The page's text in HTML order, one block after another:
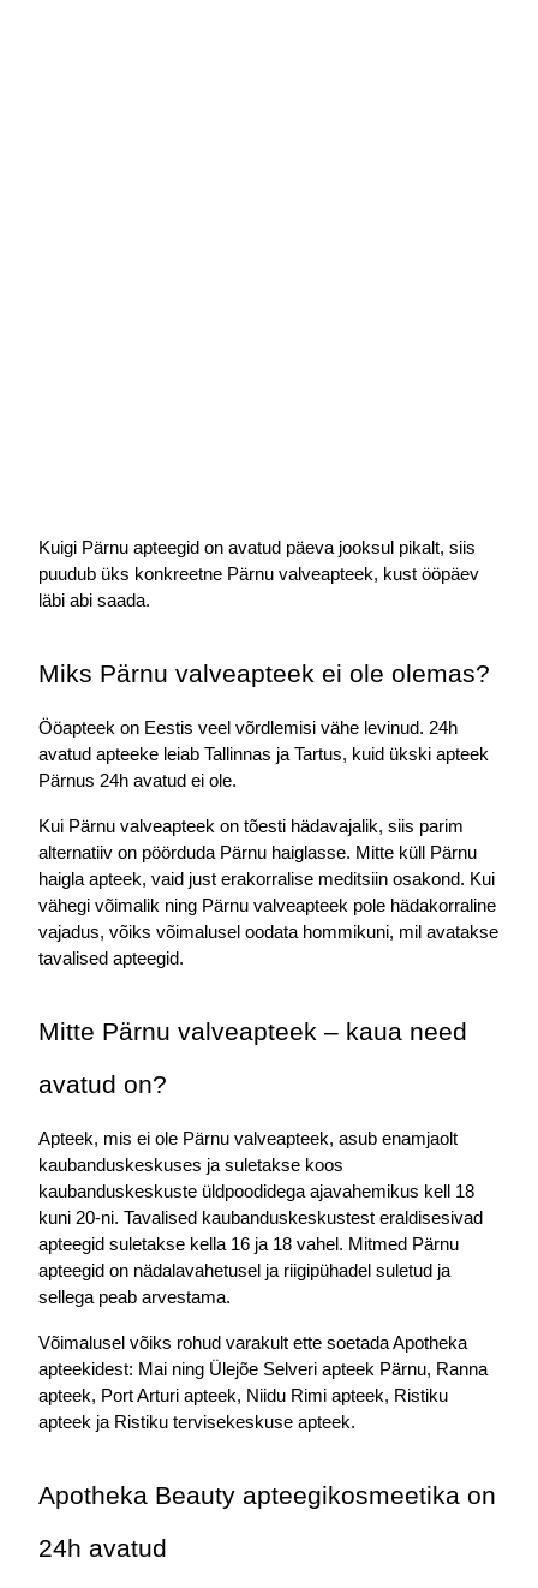
Kuigi Pärnu apteegid on avatud päeva jooksul pikalt, siis
puudub üks konkreetne Pärnu valveapteek, kust ööpäev
läbi abi saada.
Miks Pärnu valveapteek ei ole olemas?
Ööapteek on Eestis veel võrdlemisi vähe levinud. 24h
avatud apteeke leiab Tallinnas ja Tartus, kuid ükski apteek
Pärnus 24h avatud ei ole.
Kui Pärnu valveapteek on tõesti hädavajalik, siis parim
alternatiiv on pöörduda Pärnu haiglasse. Mitte küll Pärnu
haigla apteek, vaid just erakorralise meditsiin osakond. Kui
vähegi võimalik ning Pärnu valveapteek pole hädakorraline
vajadus, võiks võimalusel oodata hommikuni, mil avatakse
tavalised apteegid.
Mitte Pärnu valveapteek – kaua need
avatud on?
Apteek, mis ei ole Pärnu valveapteek, asub enamjaolt
kaubanduskeskuses ja suletakse koos
kaubanduskeskuste üldpoodidega ajavahemikus kell 18
kuni 20-ni. Tavalised kaubanduskeskustest eraldisesivad
apteegid suletakse kella 16 ja 18 vahel. Mitmed Pärnu
apteegid on nädalavahetusel ja riigipühadel suletud ja
sellega peab arvestama.
Võimalusel võiks rohud varakult ette soetada Apotheka
apteekidest: Mai ning Ülejõe Selveri apteek Pärnu, Ranna
apteek, Port Arturi apteek, Niidu Rimi apteek, Ristiku
apteek ja Ristiku tervisekeskuse apteek.
Apotheka Beauty apteegikosmeetika on
24h avatud